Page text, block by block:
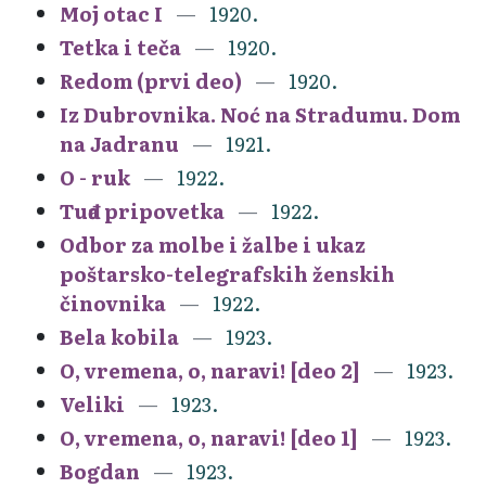
Moj otac I
1920.
Tetka i teča
1920.
Redom (prvi deo)
1920.
Iz Dubrovnika. Noć na Stradumu. Dom
na Jadranu
1921.
O - ruk
1922.
Tuđa pripovetka
1922.
Odbor za molbe i žalbe i ukaz
poštarsko-telegrafskih ženskih
činovnika
1922.
Bela kobila
1923.
O, vremena, o, naravi! [deo 2]
1923.
Veliki
1923.
O, vremena, o, naravi! [deo 1]
1923.
Bogdan
1923.